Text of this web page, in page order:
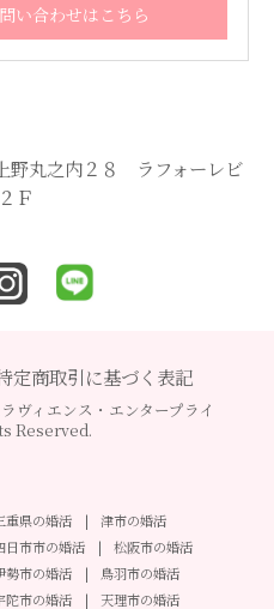
丸之内２８ ラフォーレビ
Ｆ
い合わせはこちら
定商取引に基づく表記
ヴィエンス・エンタープライ
Reserved.
重県の婚活
津市の婚活
日市市の婚活
松阪市の婚活
勢市の婚活
鳥羽市の婚活
陀市の婚活 天理市の婚活